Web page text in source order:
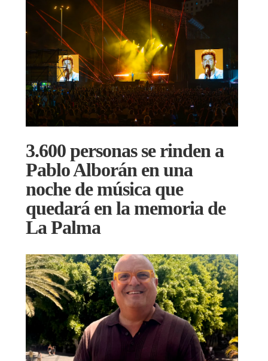
3.600 personas se rinden a
Pablo Alborán en una
noche de música que
quedará en la memoria de
La Palma